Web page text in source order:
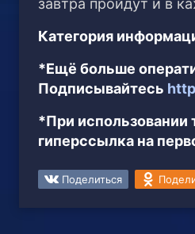
Категория
*Ещё больше
Подписывайтесь
*При использовании
гиперссылка на
Поделиться